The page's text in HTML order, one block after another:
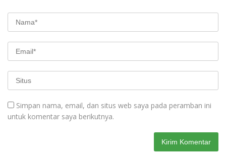
Simpan nama, email, dan situs web saya pada peramban ini
untuk komentar saya berikutnya.